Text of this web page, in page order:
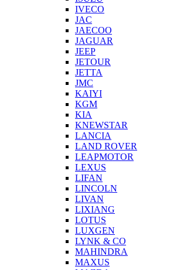
IVECO
JAC
JAECOO
JAGUAR
JEEP
JETOUR
JETTA
JMC
KAIYI
KGM
KIA
KNEWSTAR
LANCIA
LAND ROVER
LEAPMOTOR
LEXUS
LIFAN
LINCOLN
LIVAN
LIXIANG
LOTUS
LUXGEN
LYNK & CO
MAHINDRA
MAXUS